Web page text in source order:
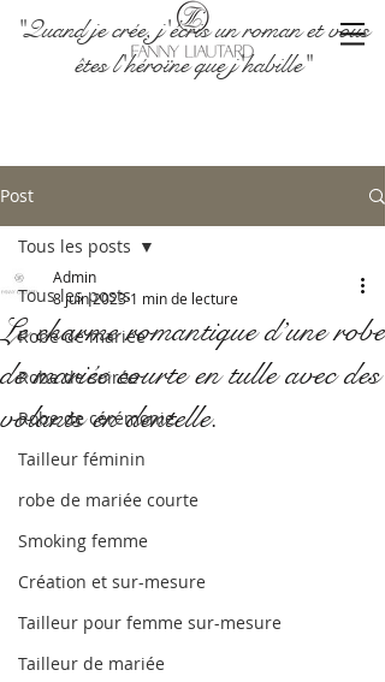
"Quand je crée, j'écris un roman et vous
êtes l'héroïne que j'habille"
Post
Tous les posts
Robe de mariée
Robe de soirée
Robe de cérémonie
Tailleur féminin
robe de mariée courte
Smoking femme
Création et sur-mesure
Tailleur pour femme sur-mesure
Tailleur de mariée
Tous les posts
Le charme romantique d’une robe
de mariée courte en tulle avec des
volants en dentelle.
Admin
8 juin 2023 1 min de lecture